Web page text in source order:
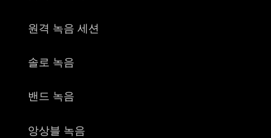
원격 녹음 세션
솔로 녹음
밴드 녹음
앙상블 녹음